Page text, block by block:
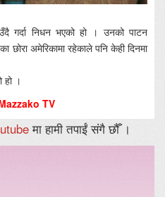
गर्दा निधन भएको हो । उनको पाटन
छोरा अमेरिकामा रहेकाले पनि केही दिनमा
हो ।
TV
मा हामी तपाईं संगै छौँ ।